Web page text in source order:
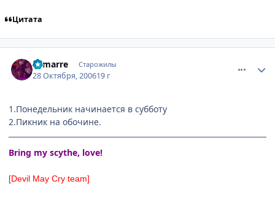
Цитата
Lamarre Старожилы
28 Октября, 200619 г
1.Понедельник начинается в субботу
2.Пикник на обочине.
Bring my scythe, love!
[Devil May Cry team]